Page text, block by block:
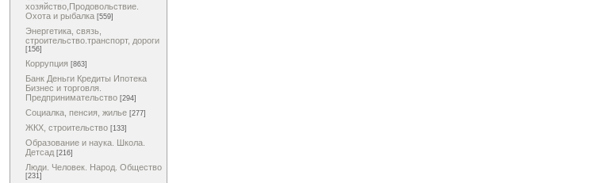
хозяйство,Продовольствие.
Охота и рыбалка [559]
Энергетика, связь,
строительство.транспорт, дороги
[156]
Коррупция [863]
Банк Деньги Кредиты Ипотека
Бизнес и торговля.
Предпринимательство [294]
Социалка, пенсия, жилье [277]
ЖКХ, строительство [133]
Образование и наука. Школа.
Детсад [216]
Люди. Человек. Народ. Общество
[231]